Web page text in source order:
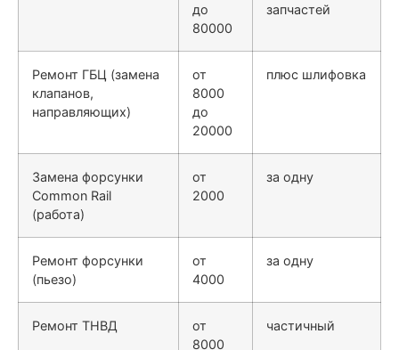
до
80000
запчастей
Ремонт ГБЦ (замена
клапанов,
направляющих)
от
8000
до
20000
плюс шлифовка
Замена форсунки
Common Rail
(работа)
от
2000
за одну
Ремонт форсунки
(пьезо)
от
4000
за одну
Ремонт ТНВД
от
8000
частичный